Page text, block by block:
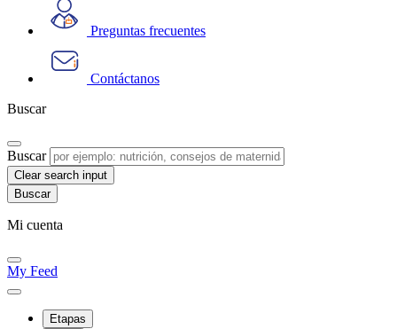
Preguntas frecuentes
Contáctanos
Buscar
Buscar
Clear search input
Mi cuenta
My Feed
Etapas